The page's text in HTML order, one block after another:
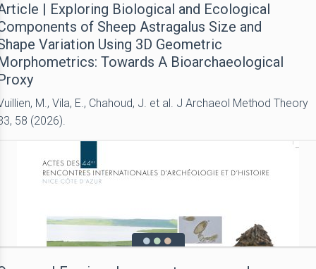
| Exploring Biological and Ecological
of Sheep Astragalus Size and
Variation Using 3D Geometric
Towards A Bioarchaeological
M., Vila, E., Chahoud, J. et al. J Archaeol Method Theory
58 (2026).